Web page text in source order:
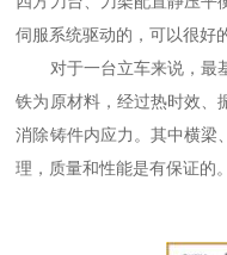
伺服系统驱动的，可以很好
对于一台立车来说，最基
铁为原材料，经过热时效、
消除铸件内应力。其中横梁
理，质量和性能是有保证的。